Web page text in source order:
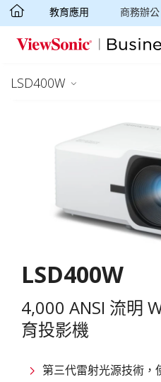
轉跳至主要內容
教育應用 商務辦公
LSD400W
LSD400W
4,000 ANSI 流明
育投影機
第三代雷射光源技術，